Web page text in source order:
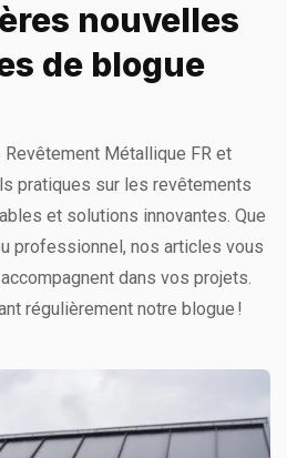
nouvelles
de blogue
Métallique FR et
pratiques sur les revêtements
et solutions innovantes. Que
professionnel, nos articles vous
dans vos projets.
régulièrement notre blogue !